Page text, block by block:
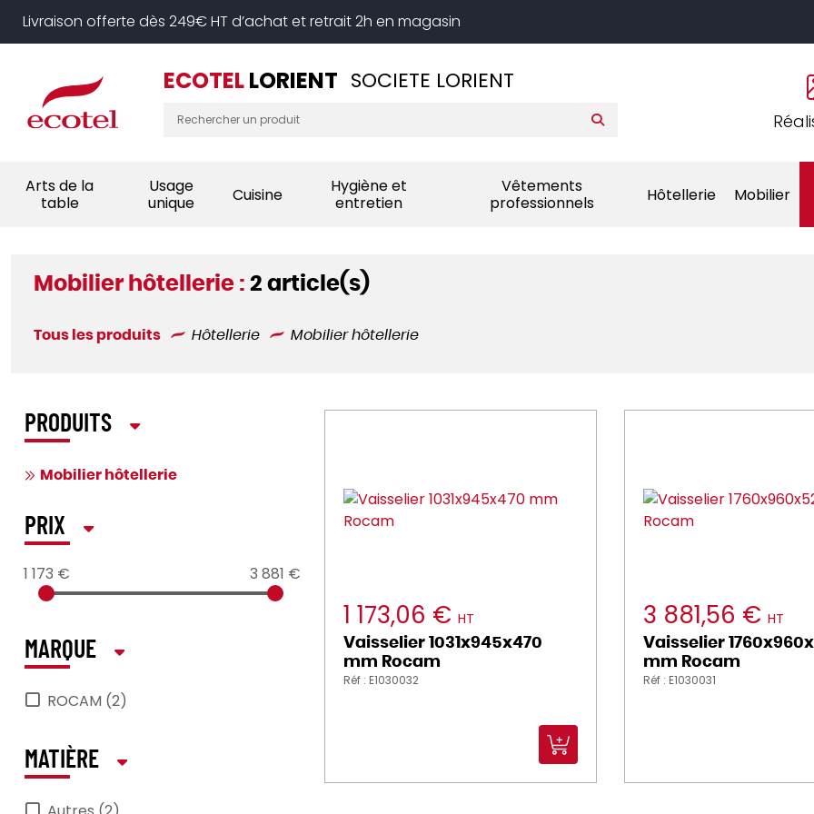
Livraison offerte dès 249€ HT d’achat et retrait 2h en magasin
ECOTELLORIENT SOCIETE LORIENT
Arts de la
table
Usage
unique
Cuisine
Hygiène et
entretien
Vêtements
professionnels
Hôtellerie Mobilier
Mobilier hôtellerie : 2 article(s)
Tous les produits Hôtellerie Mobilier hôtellerie
PRODUITS
Mobilier hôtellerie
PRIX
1 173 € 3 881 €
MARQUE
ROCAM (2)
MATIÈRE
1 173,06 € HT
Vaisselier 1031x945x470
mm Rocam
Réf : E1030032
3 881,56 € HT
Vaisselier
mm Rocam
Réf : E1030031
Panneau de gestion des cookies